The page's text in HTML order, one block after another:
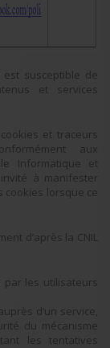
susceptible de
et services
et traceurs
aux
Informatique et
à manifester
cookies lorsque ce
d’après la CNIL
les utilisateurs
d’un service,
du mécanisme
les tentatives